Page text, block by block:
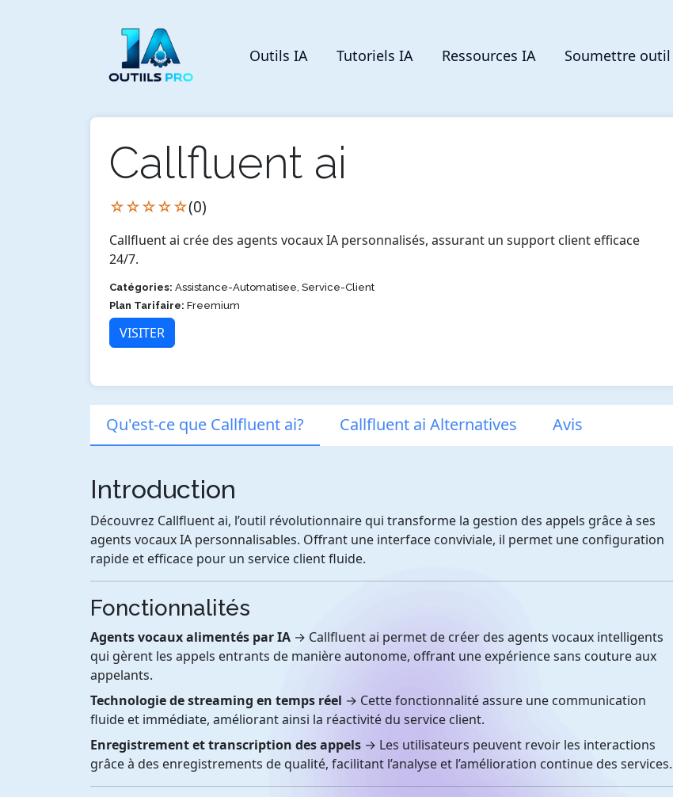
Outils IA Tutoriels IA Ressources IA Soumettre
Callfluent ai
☆☆☆☆☆(0)
Callfluent ai crée des agents vocaux IA personnalisés, assurant un support client efficace
24/7.
Catégories: Assistance-Automatisee, Service-Client
Plan Tarifaire: Freemium
VISITER
Qu'est-ce que Callfluent ai? Callfluent ai Alternatives Avis
Introduction
Découvrez Callfluent ai, l’outil révolutionnaire qui transforme la gestion des appels grâce à ses
agents vocaux IA personnalisables. Offrant une interface conviviale, il permet une configuration
rapide et efficace pour un service client fluide.
Fonctionnalités
Agents vocaux alimentés par IA → Callfluent ai permet de créer des agents vocaux intelligents
qui gèrent les appels entrants de manière autonome, offrant une expérience sans couture aux
appelants.
Technologie de streaming en temps réel → Cette fonctionnalité assure une communication
fluide et immédiate, améliorant ainsi la réactivité du service client.
Enregistrement et transcription des appels → Les utilisateurs peuvent revoir les interactions
grâce à des enregistrements de qualité, facilitant l’analyse et l’amélioration continue des services.